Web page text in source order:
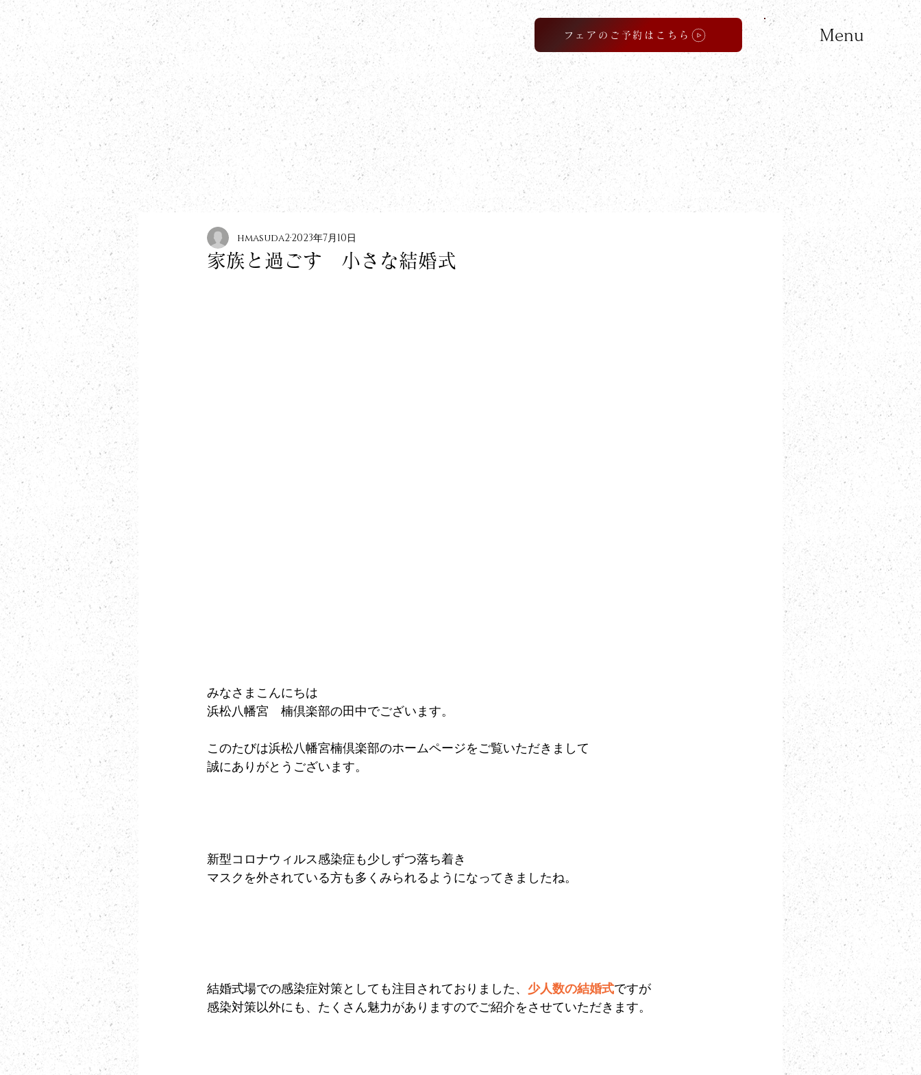
フェアのご予約はこちら Menu
​information
家族と過ごす 小さな結婚式
hmasuda22023年7月10日
みなさまこんにちは
浜松八幡宮　楠倶楽部の田中でございます。
このたびは浜松八幡宮楠倶楽部のホームページをご覧いただきまして
誠にありがとうございます。
新型コロナウィルス感染症も少しずつ落ち着き
マスクを外されている方も多くみられるようになってきましたね。
結婚式場での感染症対策としても注目されておりました、 少人数の結婚式ですが
感染対策以外にも、たくさん魅力がありますのでご紹介をさせていただきます。